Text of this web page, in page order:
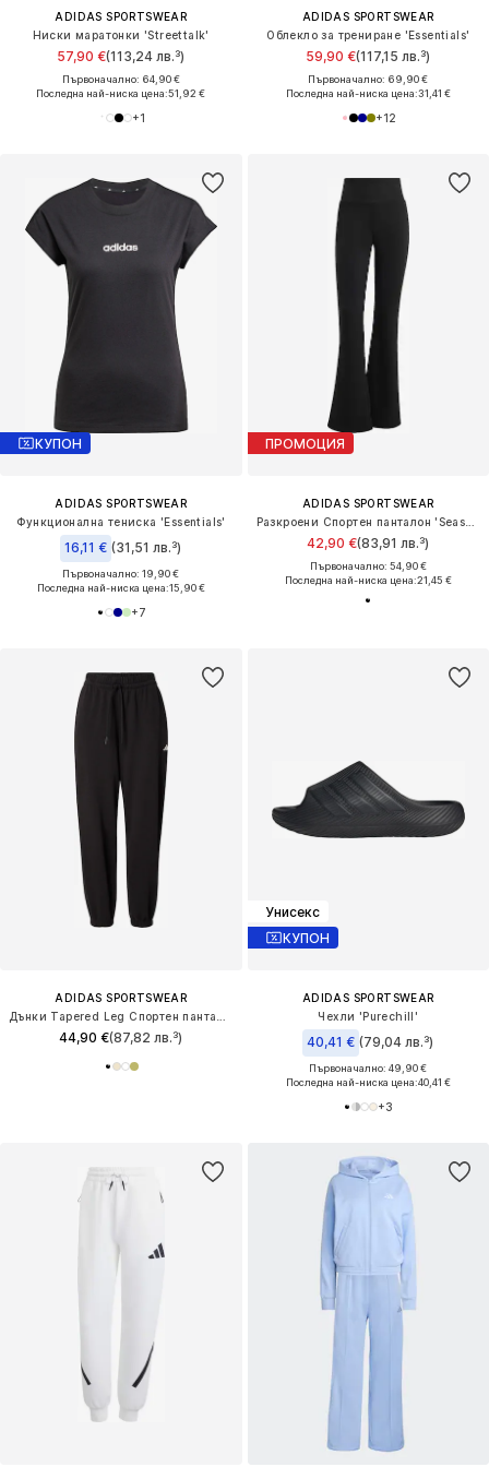
ADIDAS SPORTSWEAR
Ниски маратонки 'Streettalk'
57,90 €(113,24 лв.³)
Първоначално: 64,90 €
Последна най-ниска цена:51,92 €
+1
ADIDAS SPORTSWEAR
Облекло за трениране 'Essentials'
59,90 €(117,15 лв.³)
Първоначално: 69,90 €
Последна най-ниска цена:31,41 €
+12
КУПОН
ADIDAS SPORTSWEAR
Функционална тениска 'Essentials'
16,11 € (31,51 лв.³)
Първоначално: 19,90 €
Последна най-ниска цена:15,90 €
+7
ПРОМОЦИЯ
ADIDAS SPORTSWEAR
42,90 €(83,91 лв.³)
Първоначално: 54,90 €
Последна най-ниска цена:21,45 €
ADIDAS SPORTSWEAR
44,90 €(87,82 лв.³)
Унисекс
КУПОН
ADIDAS SPORTSWEAR
Чехли 'Purechill'
40,41 € (79,04 лв.³)
Първоначално: 49,90 €
Последна най-ниска цена:40,41 €
+3